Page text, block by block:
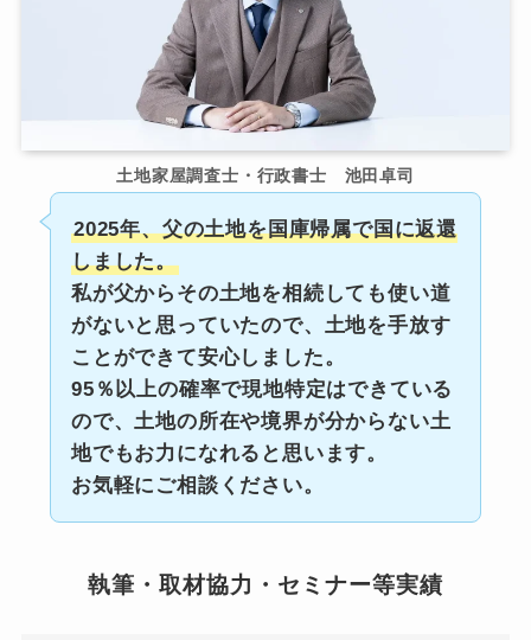
土地家屋調査士・行政書士 池田卓司
2025年、父の土地を国庫帰属で国に返還
しました。
私が父からその土地を相続しても使い道
がないと思っていたので、土地を手放す
ことができて安心しました。
95％以上の確率で現地特定はできている
ので、土地の所在や境界が分からない土
地でもお力になれると思います。
お気軽にご相談ください。
執筆・取材協力・セミナー等実績